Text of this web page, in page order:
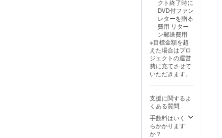
援時に
教えて
くださ
い。 備
考欄に
案と共
に、支
援者一
覧リス
トに載
せるを
る名
前・
ニック
ネーム
援広告
に関す
るガイ
ドライ
ン 案に
つい
て、こ
ちらが
お尋ね
したい
ことが
ある場
合のた
め、
メール
アドレ
き 支援
者が無
かった
場合に
備えて
いただ
く等で
す。そ
の他ク
ラファ
ンオー
やって
みたい
ことを
提案す
ること
クト終了時に
DVD付ファン
レターを贈る
費用 リター
ン郵送費用
※目標金額を超
えた場合はプロ
ジェクトの運営
費に充てさせて
いただきます。
支援に関するよ
くある質問
手数料はいく
らかかります
か？